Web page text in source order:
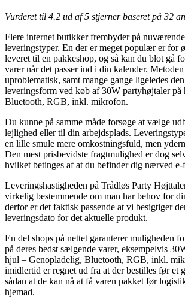
Vurderet til 4.2 ud af 5 stjerner baseret på 32
Flere internet butikker frembyder på
leveringstyper. En der er meget populær er for
leveret til en pakkeshop, og så kan du blot gå
varer når det passer ind i din kalender.
uproblematisk, samt mange gange ligeledes
leveringsform ved køb af 30W partyhøjtaler på
Bluetooth, RGB, inkl. mikrofon.
Du kunne på samme måde forsøge at vælge
lejlighed eller til din arbejdsplads.
en lille smule mere omkostningsfuld, men
Den mest prisbevidste fragtmulighed er dog
hvilket betinges af at du befinder dig nærved e-
Leveringshastigheden på Trådløs Party
virkelig bestemmende om man har behov for
derfor er det faktisk passende at vi besigtiger
leveringsdato for det aktuelle produkt.
En del shops på nettet garanterer muligheden
på deres bedst sælgende varer, eksempelvis
hjul – Genopladelig, Bluetooth, RGB, inkl.
imidlertid er regnet ud fra at der bestilles før et
sådan at de kan nå at få varen pakket før
hjemad.